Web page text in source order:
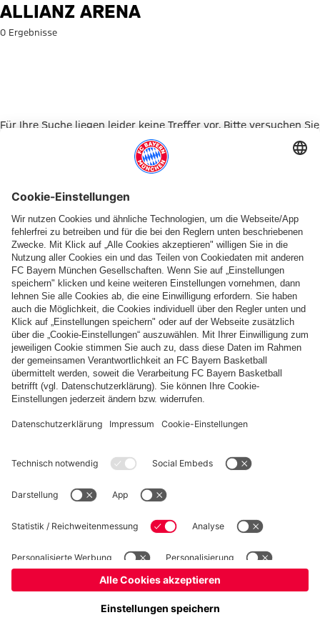
Suche: Allianz Arena
ALLIANZ ARENA
0 Ergebnisse
Für Ihre Suche liegen leider keine Treffer vor. Bitte versuchen Sie
Zur Startseite
Basketball Frauen Handball Schach Schiedsrichter
Seniorenfußball
Tischtennis
Impressum Datenschutz Nutzungsbedingungen Barrierefreiheit